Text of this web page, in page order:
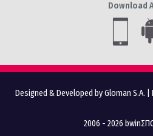
Download
Designed & Developed by Gloman S.A.
2006 - 2026